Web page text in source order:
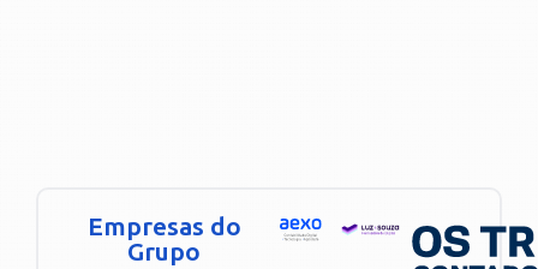
Empresas do
Grupo